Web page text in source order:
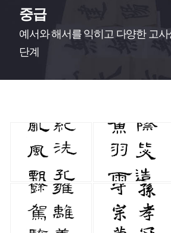
중급
예서와 해서를 익히고 다양한 고
단계